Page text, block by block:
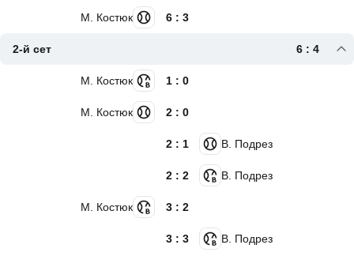
М. Костюк 6 : 3
2-й сет 6 : 4
М. Костюк 1 : 0
М. Костюк 2 : 0
В. Подрез
2 : 1
В. Подрез
2 : 2
М. Костюк 3 : 2
В. Подрез
3 : 3